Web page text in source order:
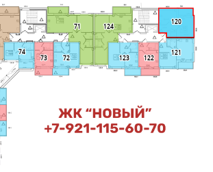
74
73 72
71 124
123 122
121
120